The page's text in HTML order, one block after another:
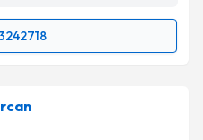
Bu mütəxəssisdən